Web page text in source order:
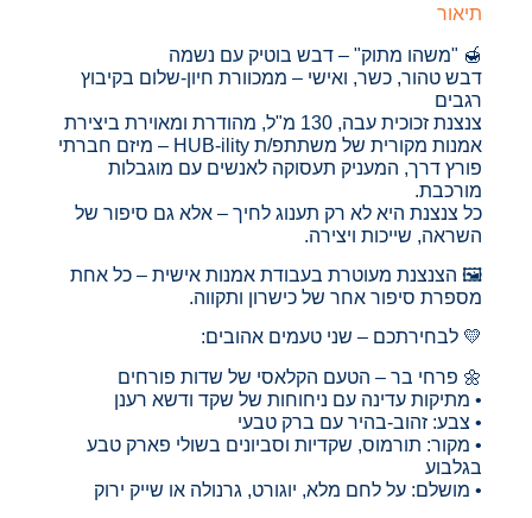
תיאור
🍯 "משהו מתוק" – דבש בוטיק עם נשמה
דבש טהור, כשר, ואישי – ממכוורת חיון-שלום בקיבוץ
רגבים
צנצנת זכוכית עבה, 130 מ"ל, מהודרת ומאוירת ביצירת
אמנות מקורית של משתתפ/ת HUB-ility – מיזם חברתי
פורץ דרך, המעניק תעסוקה לאנשים עם מוגבלות
מורכבת.
כל צנצנת היא לא רק תענוג לחיך – אלא גם סיפור של
השראה, שייכות ויצירה.
🖼️ הצנצנת מעוטרת בעבודת אמנות אישית – כל אחת
מספרת סיפור אחר של כישרון ותקווה.
💛 לבחירתכם – שני טעמים אהובים:
🌼 פרחי בר – הטעם הקלאסי של שדות פורחים
• מתיקות עדינה עם ניחוחות של שקד ודשא רענן
• צבע: זהוב-בהיר עם ברק טבעי
• מקור: תורמוס, שקדיות וסביונים בשולי פארק טבע
בגלבוע
• מושלם: על לחם מלא, יוגורט, גרנולה או שייק ירוק